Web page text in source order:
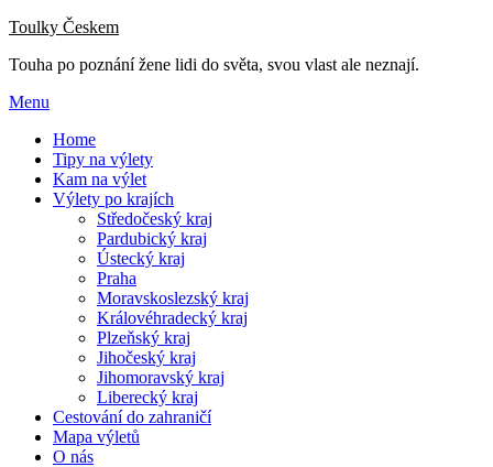
Přejdi
obsah
Toulky Českem
Touha po poznání žene lidi do světa, svou vlast ale neznají.
Menu
Home
Tipy na výlety
Kam na výlet
Výlety po krajích
Středočeský kraj
Pardubický kraj
Ústecký kraj
Praha
Moravskoslezský kraj
Královéhradecký kraj
Plzeňský kraj
Jihočeský kraj
Jihomoravský kraj
Liberecký kraj
Cestování do zahraničí
Mapa výletů
O nás